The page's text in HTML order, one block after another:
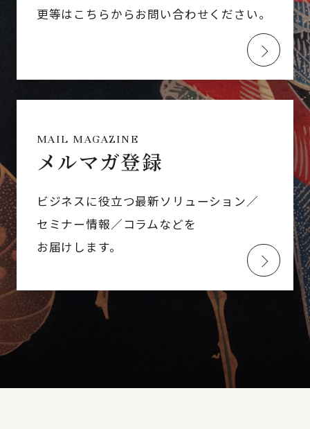
更等はこちらからお問い合わせください。
MAIL MAGAZINE
メルマガ登録
ビジネスに役立つ最新ソリューション／
セミナー情報／コラムなどを
お届けします。